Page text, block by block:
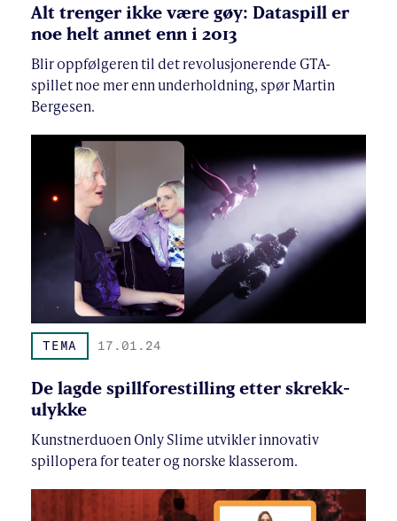
Alt trenger ikke være gøy: Dataspill er
noe helt annet enn i 2013
Blir oppfølgeren til det revolusjonerende GTA-
spillet noe mer enn underholdning, spør Martin
Bergesen.
TEMA 17.01.24
De lagde spillforestilling etter skrekk-
ulykke
Kunstnerduoen Only Slime utvikler innovativ
spillopera for teater og norske klasserom.